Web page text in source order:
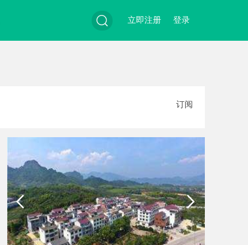
登录
立即注册
订阅